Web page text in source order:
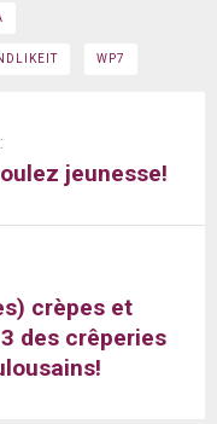
WP7
jeunesse!
crèpes et
des crêperies